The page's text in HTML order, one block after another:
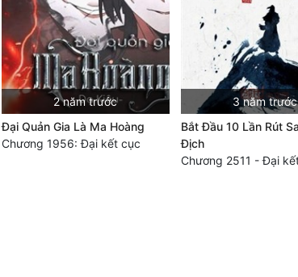
2 năm trước
Đại Quản Gia Là Ma Hoàng
Chương 1956: Đại kết cục
3 năm trước
Bắt Đầu 10 Lần Rút
Địch